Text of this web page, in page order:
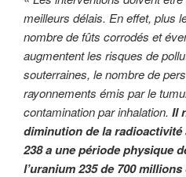
meilleurs délais. En effet, plus
nombre de fûts corrodés et
augmentent les risques de
souterraines, le nombre de
rayonnements émis par le
contamination par inhalation. Il
diminution de la radioactivité
238 a une période physique
l’uranium 235 de 700 millions